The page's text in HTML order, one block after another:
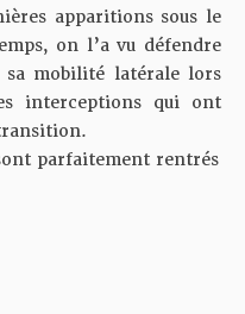
apparitions sous le
on l’a vu défendre
mobilité latérale lors
interceptions qui ont
parfaitement rentrés